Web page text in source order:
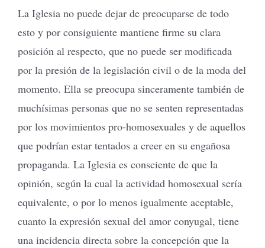
La Iglesia no puede dejar de preocuparse de todo
esto y por consiguiente mantiene firme su clara
posición al respecto, que no puede ser modificada
por la presión de la legislación civil o de la moda del
momento. Ella se preocupa sinceramente también de
muchísimas personas que no se senten representadas
por los movimientos pro-homosexuales y de aquellos
que podrían estar tentados a creer en su engañosa
propaganda. La Iglesia es consciente de que la
opinión, según la cual la actividad homosexual sería
equivalente, o por lo menos igualmente aceptable,
cuanto la expresión sexual del amor conyugal, tiene
una incidencia directa sobre la concepción que la